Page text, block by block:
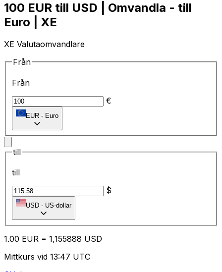
100 EUR till USD | Omvandla - till
Euro | XE
XE Valutaomvandlare
Från
Från
€
EUR - Euro
till
till
$
USD - US-dollar
1.00 EUR = 1,155888 USD
Mittkurs vid 13:47 UTC